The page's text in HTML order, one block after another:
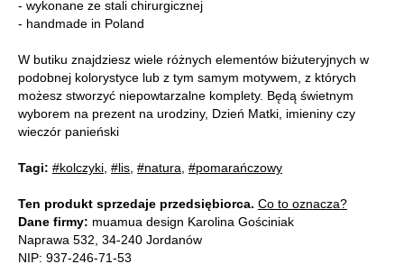
- wykonane ze stali chirurgicznej
- handmade in Poland
W butiku znajdziesz wiele różnych elementów biżuteryjnych w
podobnej kolorystyce lub z tym samym motywem, z których
możesz stworzyć niepowtarzalne komplety. Będą świetnym
wyborem na prezent na urodziny, Dzień Matki, imieniny czy
wieczór panieński
Tagi: #kolczyki #lis #natura #pomarańczowy
Ten produkt sprzedaje przedsiębiorca. Co to oznacza?
Dane firmy: muamua design Karolina Gościniak
Naprawa 532, 34-240 Jordanów
NIP: 937-246-71-53